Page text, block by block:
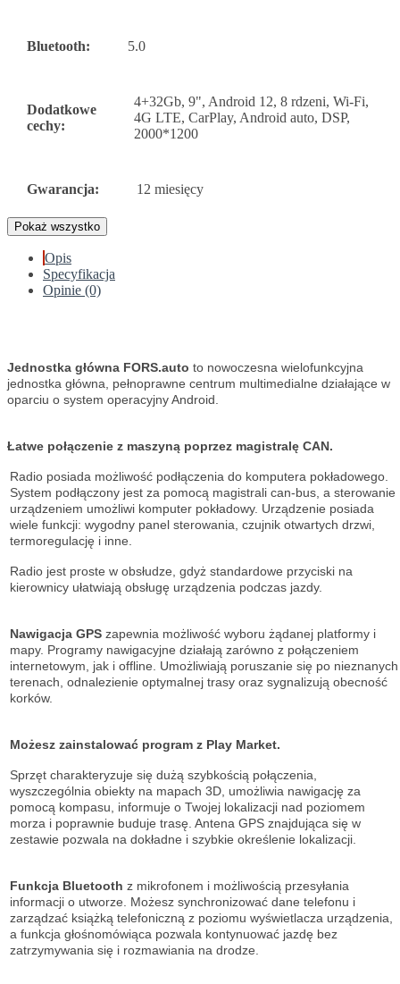
Bluetooth: 5.0
Dodatkowe
cechy:
4+32Gb, 9", Android 12, 8 rdzeni, Wi-Fi,
4G LTE, CarPlay, Android auto, DSP,
2000*1200
Gwarancja: 12 miesięcy
Pokaż wszystko
Opis
Specyfikacja
Opinie (0)
Jednostka główna FORS.auto to nowoczesna wielofunkcyjna
jednostka główna, pełnoprawne centrum multimedialne działające w
oparciu o system operacyjny Android.
Łatwe połączenie z maszyną poprzez magistralę CAN.
Radio posiada możliwość podłączenia do komputera pokładowego.
System podłączony jest za pomocą magistrali can-bus, a sterowanie
urządzeniem umożliwi komputer pokładowy. Urządzenie posiada
wiele funkcji: wygodny panel sterowania, czujnik otwartych drzwi,
termoregulację i inne.
Radio jest proste w obsłudze, gdyż standardowe przyciski na
kierownicy ułatwiają obsługę urządzenia podczas jazdy.
Nawigacja GPS zapewnia możliwość wyboru żądanej platformy i
mapy. Programy nawigacyjne działają zarówno z połączeniem
internetowym, jak i offline. Umożliwiają poruszanie się po nieznanych
terenach, odnalezienie optymalnej trasy oraz sygnalizują obecność
korków.
Możesz zainstalować program z Play Market.
Sprzęt charakteryzuje się dużą szybkością połączenia,
wyszczególnia obiekty na mapach 3D, umożliwia nawigację za
pomocą kompasu, informuje o Twojej lokalizacji nad poziomem
morza i poprawnie buduje trasę. Antena GPS znajdująca się w
zestawie pozwala na dokładne i szybkie określenie lokalizacji.
Funkcja Bluetooth z mikrofonem i możliwością przesyłania
informacji o utworze. Możesz synchronizować dane telefonu i
zarządzać książką telefoniczną z poziomu wyświetlacza urządzenia,
a funkcja głośnomówiąca pozwala kontynuować jazdę bez
zatrzymywania się i rozmawiania na drodze.